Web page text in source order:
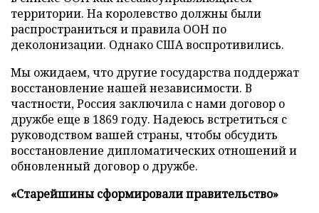
территории. На королевство должны были
распространиться и правила ООН по
деколонизации. Однако США воспротивились.
Мы ожидаем, что другие государства поддержат
восстановление нашей независимости. В
частности, Россия заключила с нами договор о
дружбе еще в 1869 году. Надеюсь встретиться с
руководством вашей страны, чтобы обсудить
восстановление дипломатических отношений и
обновленный договор о дружбе.
«Старейшины сформировали правительство»